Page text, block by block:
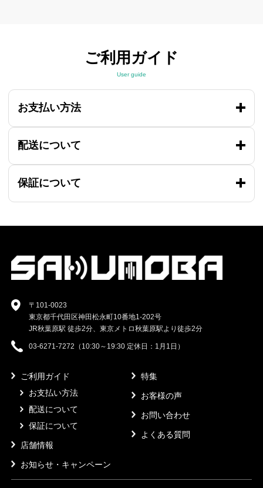
ご利用ガイド
User guide
お支払い方法
配送について
保証について
〒101-0023
東京都千代田区神田松永町10番地1-202号
JR秋葉原駅 徒歩2分、東京メトロ秋葉原駅より徒歩2分
03-6271-7272（10:30～19:30 定休日：1月1日）
ご利用ガイド
お支払い方法
配送について
保証について
店舗情報
お知らせ・キャンペーン
特集
お客様の声
お問い合わせ
よくある質問